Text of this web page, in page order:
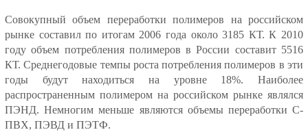
Совокупный объем переработки полимеров на российском
рынке составил по итогам 2006 года около 3185 КТ. К 2010
году объем потребления полимеров в России составит 5516
КТ. Среднегодовые темпы роста потребления полимеров в эти
годы будут находиться на уровне 18%. Наиболее
распространенным полимером на российском рынке являлся
ПЭНД. Немногим меньше являются объемы переработки С-
ПВХ, ПЭВД и ПЭТФ.